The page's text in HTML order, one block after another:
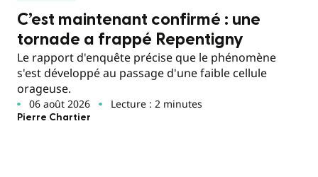
C’est maintenant confirmé : une
tornade a frappé Repentigny
Le rapport d'enquête précise que le phénomène
s'est développé au passage d'une faible cellule
orageuse.
06 août 2026 Lecture : 2 minutes
Pierre Chartier